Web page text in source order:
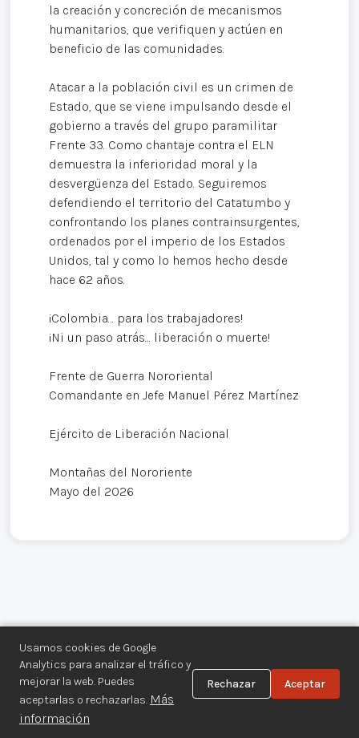
Usamos cookies de Google
Analytics para analizar el tráfico y
mejorar la web. Puedes
aceptarlas o rechazarlas. Más
información
Rechazar Aceptar
la creación y concreción de mecanismos
humanitarios, que verifiquen y actúen en
beneficio de las comunidades.
Atacar a la población civil es un crimen de
Estado, que se viene impulsando desde el
gobierno a través del grupo paramilitar
Frente 33. Como chantaje contra el ELN
demuestra la inferioridad moral y la
desvergüenza del Estado. Seguiremos
defendiendo el territorio del Catatumbo y
confrontando los planes contrainsurgentes,
ordenados por el imperio de los Estados
Unidos, tal y como lo hemos hecho desde
hace 62 años.
¡Colombia… para los trabajadores!
¡Ni un paso atrás… liberación o muerte!
Frente de Guerra Nororiental
Comandante en Jefe Manuel Pérez Martínez
Ejército de Liberación Nacional
Montañas del Nororiente
Mayo del 2026
Centro de Documentación de los
Movimientos Armados©
Aviso legal·Privacidad